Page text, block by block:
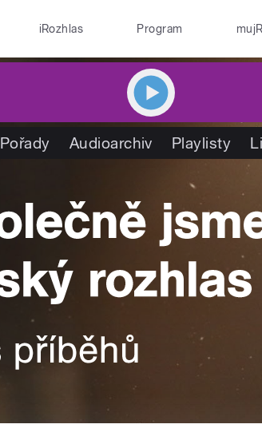
iRozhlas Program
Pořady Audioarchiv Playlisty